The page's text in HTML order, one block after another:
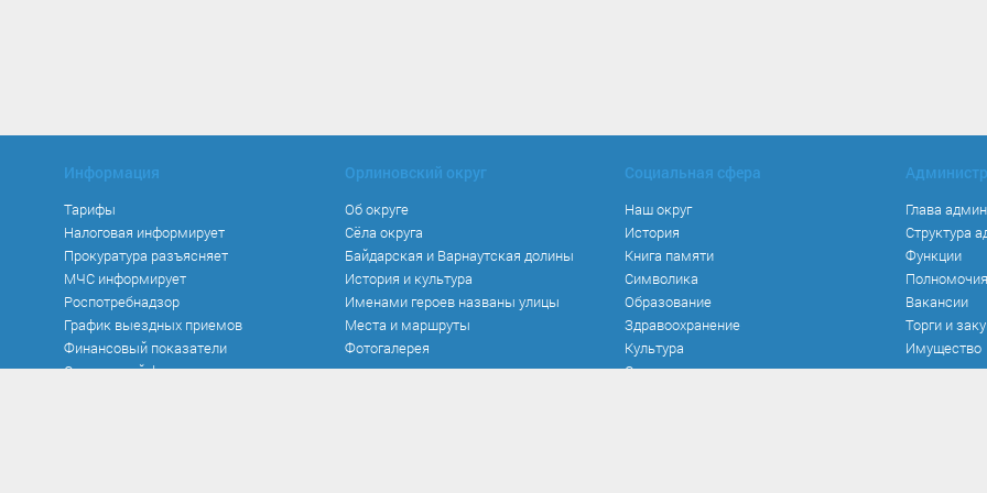
Информация
Тарифы
Налоговая информирует
Прокуратура разъясняет
МЧС информирует
Роспотребнадзор
График выездных приемов
Финансовый показатели
Социальный фонд
Орлиновский округ
Об округе
Сёла округа
Байдарская и Варнаутская долины
История и культура
Именами героев названы улицы
Места и маршруты
Фотогалерея
Социальная сфера
Наш округ
История
Книга памяти
Символика
Образование
Здравоохранение
Культура
Спорт
Глава
Структура
Функции
Полномочия
Вакансии
Торги и
Имущество